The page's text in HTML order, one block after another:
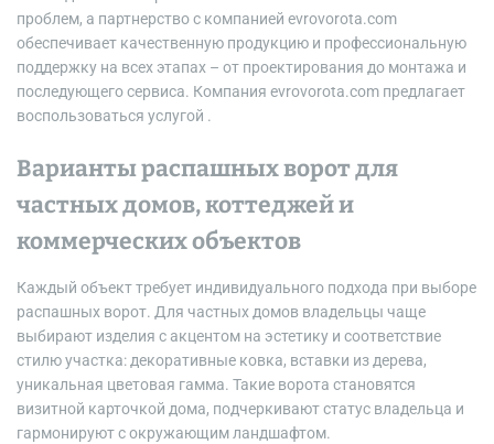
проблем, а партнерство с компанией evrovorota.com
обеспечивает качественную продукцию и профессиональную
поддержку на всех этапах – от проектирования до монтажа и
последующего сервиса. Компания evrovorota.com предлагает
воспользоваться услугой .
Варианты распашных ворот для
частных домов, коттеджей и
коммерческих объектов
Каждый объект требует индивидуального подхода при выборе
распашных ворот. Для частных домов владельцы чаще
выбирают изделия с акцентом на эстетику и соответствие
стилю участка: декоративные ковка, вставки из дерева,
уникальная цветовая гамма. Такие ворота становятся
визитной карточкой дома, подчеркивают статус владельца и
гармонируют с окружающим ландшафтом.